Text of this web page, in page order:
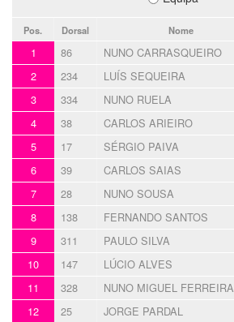
Pos. Dorsal Nome
1 86 NUNO CARRASQUEIRO
2 234 LUÍS SEQUEIRA
3 334 NUNO RUELA
4 38 CARLOS ARIEIRO
5 17 SÉRGIO PAIVA
6 39 CARLOS SAIAS
7 28 NUNO SOUSA
8 138 FERNANDO SANTOS
9 311 PAULO SILVA
10 147 LÚCIO ALVES
11 328 NUNO MIGUEL FERREIRA
12 25 JORGE PARDAL